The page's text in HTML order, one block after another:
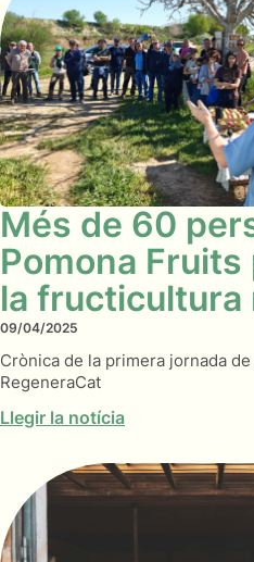
Més de 60
Pomona
la fructicultura
09/04/2025
Crònica de la primera jornada
RegeneraCat
Llegir la notícia